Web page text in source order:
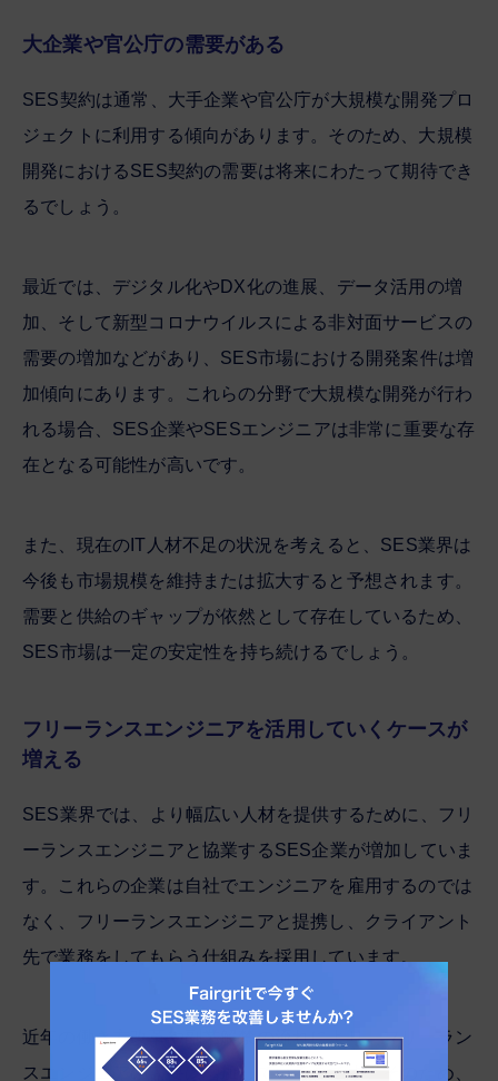
大企業や官公庁の需要がある
SES契約は通常、大手企業や官公庁が大規模な開発プロ
ジェクトに利用する傾向があります。そのため、大規模
開発におけるSES契約の需要は将来にわたって期待でき
るでしょう。
最近では、デジタル化やDX化の進展、データ活用の増
加、そして新型コロナウイルスによる非対面サービスの
需要の増加などがあり、SES市場における開発案件は増
加傾向にあります。これらの分野で大規模な開発が行わ
れる場合、SES企業やSESエンジニアは非常に重要な存
在となる可能性が高いです。
また、現在のIT人材不足の状況を考えると、SES業界は
今後も市場規模を維持または拡大すると予想されます。
需要と供給のギャップが依然として存在しているため、
SES市場は一定の安定性を持ち続けるでしょう。
フリーランスエンジニアを活用していくケースが
増える
SES業界では、より幅広い人材を提供するために、フリ
ーランスエンジニアと協業するSES企業が増加していま
す。これらの企業は自社でエンジニアを雇用するのでは
なく、フリーランスエンジニアと提携し、クライアント
先で業務をしてもらう仕組みを採用しています。
近年の働き方改革や副業解禁の流れにより、フリーラン
スエンジニアの需要は増加しているのです。そのため、